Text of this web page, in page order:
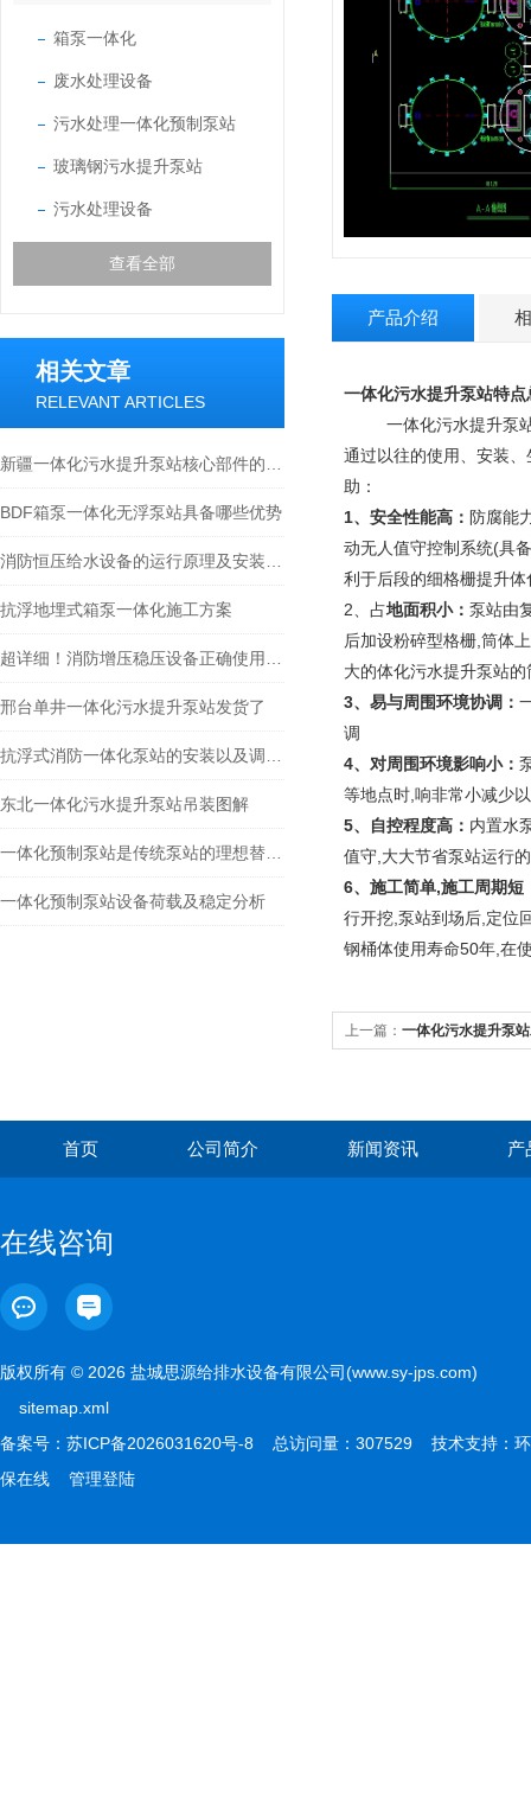
箱泵一体化
废水处理设备
污水处理一体化预制泵站
玻璃钢污水提升泵站
污水处理设备
查看全部
相关文章
RELEVANT ARTICLES
BDF箱泵一体化无浮泵站具备哪些优势
抗浮地埋式箱泵一体化施工方案
邢台单井一体化污水提升泵站发货了
东北一体化污水提升泵站吊装图解
一体化预制泵站设备荷载及稳定分析
产品介绍
一体化污水提升泵站特点
一体化污水提升泵站
通过以往的使用、安装
助：
1、安全性能高： 防腐能
动无人值守控制系统(具
利于后段的细格栅提升
2、占地面积小： 泵站由
后加设粉碎型格栅,筒体
大的体化污水提升泵站
3、易与周围环境协调：
调
4、对周围环境影响小：
等地点时,响非常小减少
5、自控程度高： 内置水
值守,大大节省泵站运行
6、施工简单,施工周期短
行开挖,泵站到场后,定位
钢桶体使用寿命50年,在
上一篇： 一体化污水提升泵
首页 公司简介 新闻资讯 产
在线咨询
版权所有 © 2026 盐城思源给排水设备有限公司(www.sy-jps.com)
sitemap.xml
备案号： 苏ICP备2026031620号-8 总访问量：307529 技术支持： 环
保在线
管理登陆